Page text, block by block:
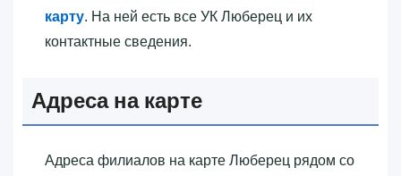
карту. На ней есть все УК Люберец и их
контактные сведения.
Адреса на карте
Адреса филиалов на карте Люберец рядом со